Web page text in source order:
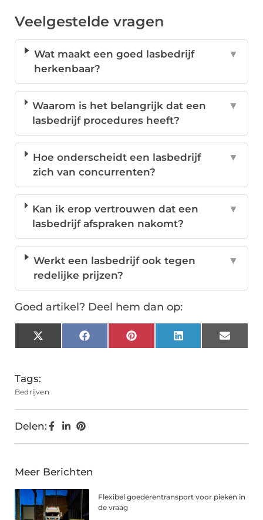
Veelgestelde vragen
Wat maakt een goed lasbedrijf
herkenbaar?
▼
Waarom is het belangrijk dat een
lasbedrijf procedures heeft?
▼
Hoe onderscheidt een lasbedrijf
zich van concurrenten?
▼
Kan ik erop vertrouwen dat een
lasbedrijf afspraken nakomt?
▼
Werkt een lasbedrijf ook tegen
redelijke prijzen?
▼
Goed artikel? Deel hem dan op:
X
(Twitter)
FacebookPinterestLinkedInEmail
Tags:
Bedrijven
Delen:
Meer Berichten
Flexibel goederentransport voor pieken in
de vraag